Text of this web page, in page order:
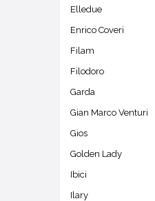
Elledue
Enrico Coveri
Filam
Filodoro
Garda
Gian Marco Venturi
Gios
Golden Lady
Ibici
Ilary